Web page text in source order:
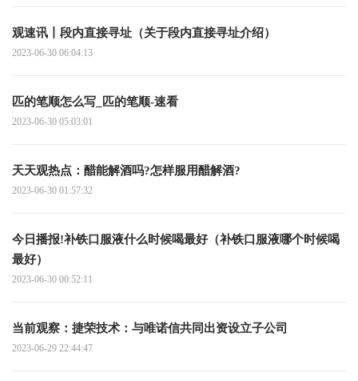
观速讯丨段内直接寻址（关于段内直接寻址介绍）
2023-06-30 06:04:13
匹的笔顺怎么写_匹的笔顺-速看
2023-06-30 05:03:01
天天观热点：醋能解酒吗?怎样服用醋解酒?
2023-06-30 01:57:32
今日播报!补铁口服液什么时候喝最好（补铁口服液哪个时候喝
最好）
2023-06-30 00:52:11
当前观察：捷荣技术：与唯诺信共同出资设立子公司
2023-06-29 22:44:47